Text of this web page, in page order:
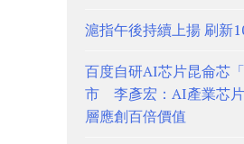
滬指午後持續上揚 刷新
百度自研AI芯片昆侖芯
市 李彥宏：AI產業芯
層應創百倍價值